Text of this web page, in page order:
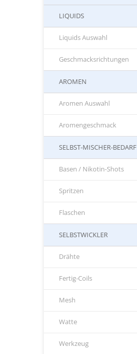
LIQUIDS
Liquids Auswahl
Geschmacksrichtungen
AROMEN
Aromen Auswahl
Aromengeschmack
SELBST-MISCHER-BEDARF
Basen / Nikotin-Shots
Spritzen
Flaschen
SELBSTWICKLER
Drähte
Fertig-Coils
Mesh
Watte
Werkzeug